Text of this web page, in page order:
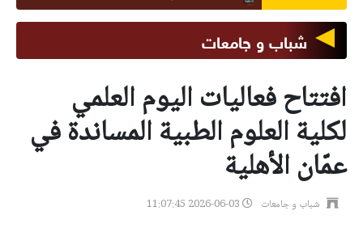
شباب و جامعات
افتتاح فعاليات اليوم العلمي
لكلية العلوم الطبية المساندة في
عمّان الأهلية
شباب و جامعات